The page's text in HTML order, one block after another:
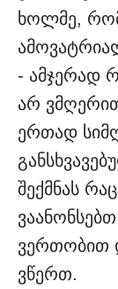
ხოლმე,
- ამჯერად
არ
ერთად
შექმნას
ვერთობით
ვწერთ.